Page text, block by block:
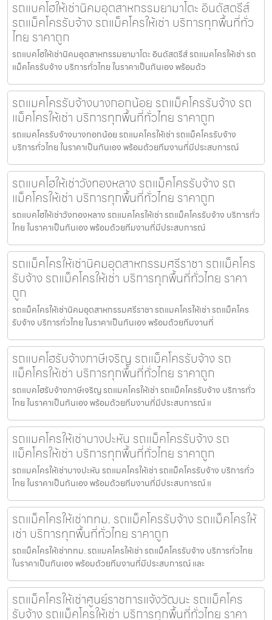
รถแบคโฮให้เช่านิคมอุตสาหกรรมยามาโตะ อินดัสตรีส์
รถแม็คโครรับจ้าง รถแม็คโครให้เช่า บริการทุกพื้นที่ทั่ว
ไทย ราคาถูก
รถแบคโฮให้เช่านิคมอุตสาหกรรมยามาโตะ อินดัสตรีส์ รถแมคโครให้เช่า รถ
แม็คโครรับจ้าง บริการทั่วไทย ในราคาเป็นกันเอง พร้อมด้ว
รถแมคโครรับจ้างบางกอกน้อย รถแม็คโครรับจ้าง รถ
แม็คโครให้เช่า บริการทุกพื้นที่ทั่วไทย ราคาถูก
รถแมคโครรับจ้างบางกอกน้อย รถแมคโครให้เช่า รถแม็คโครรับจ้าง
บริการทั่วไทย ในราคาเป็นกันเอง พร้อมด้วยทีมงานที่มีประสบการณ์
รถแบคโฮให้เช่าวังทองหลาง รถแม็คโครรับจ้าง รถ
แม็คโครให้เช่า บริการทุกพื้นที่ทั่วไทย ราคาถูก
รถแบคโฮให้เช่าวังทองหลาง รถแมคโครให้เช่า รถแม็คโครรับจ้าง บริการทั่ว
ไทย ในราคาเป็นกันเอง พร้อมด้วยทีมงานที่มีประสบการณ์
รถแม็คโครให้เช่านิคมอุตสาหกรรมศรีราชา รถแม็คโคร
รับจ้าง รถแม็คโครให้เช่า บริการทุกพื้นที่ทั่วไทย ราคา
ถูก
รถแม็คโครให้เช่านิคมอุตสาหกรรมศรีราชา รถแมคโครให้เช่า รถแม็คโคร
รับจ้าง บริการทั่วไทย ในราคาเป็นกันเอง พร้อมด้วยทีมงานที่
รถแบคโฮรับจ้างภาษีเจริญ รถแม็คโครรับจ้าง รถ
แม็คโครให้เช่า บริการทุกพื้นที่ทั่วไทย ราคาถูก
รถแบคโฮรับจ้างภาษีเจริญ รถแมคโครให้เช่า รถแม็คโครรับจ้าง บริการทั่ว
ไทย ในราคาเป็นกันเอง พร้อมด้วยทีมงานที่มีประสบการณ์ แ
รถแมคโครให้เช่าบางปะหัน รถแม็คโครรับจ้าง รถ
แม็คโครให้เช่า บริการทุกพื้นที่ทั่วไทย ราคาถูก
รถแมคโครให้เช่าบางปะหัน รถแมคโครให้เช่า รถแม็คโครรับจ้าง บริการทั่ว
ไทย ในราคาเป็นกันเอง พร้อมด้วยทีมงานที่มีประสบการณ์ แ
รถแม็คโครให้เช่ากทม. รถแม็คโครรับจ้าง รถแม็คโครให้
เช่า บริการทุกพื้นที่ทั่วไทย ราคาถูก
รถแม็คโครให้เช่ากทม. รถแมคโครให้เช่า รถแม็คโครรับจ้าง บริการทั่วไทย
ในราคาเป็นกันเอง พร้อมด้วยทีมงานที่มีประสบการณ์ และ
รถแม็คโครให้เช่าศูนย์ราชการแจ้งวัฒนะ รถแม็คโคร
รับจ้าง รถแม็คโครให้เช่า บริการทุกพื้นที่ทั่วไทย ราคา